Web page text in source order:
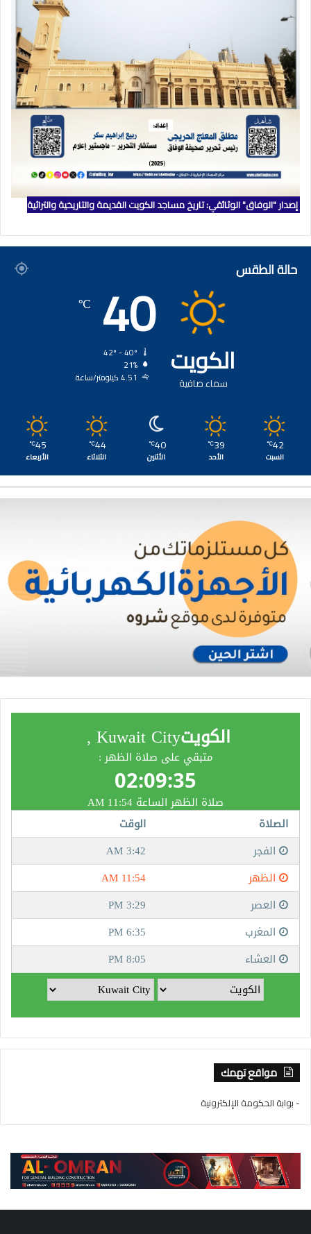
إصدار "الوفاق" الوثائقي: تاريخ مساجد الكويت القديمة والتاريخية والتراثية
حالة الطقس
الكويت
سماء صافية
40
℃
21%
4.51 كيلومتر/ساعة
42
℃
السبت
39
℃
الأحد
40
℃
الأثنين
44
℃
الثلاثاء
45
℃
الأربعاء
مواقع تهمك
- بوابة الحكومة الإلكترونية